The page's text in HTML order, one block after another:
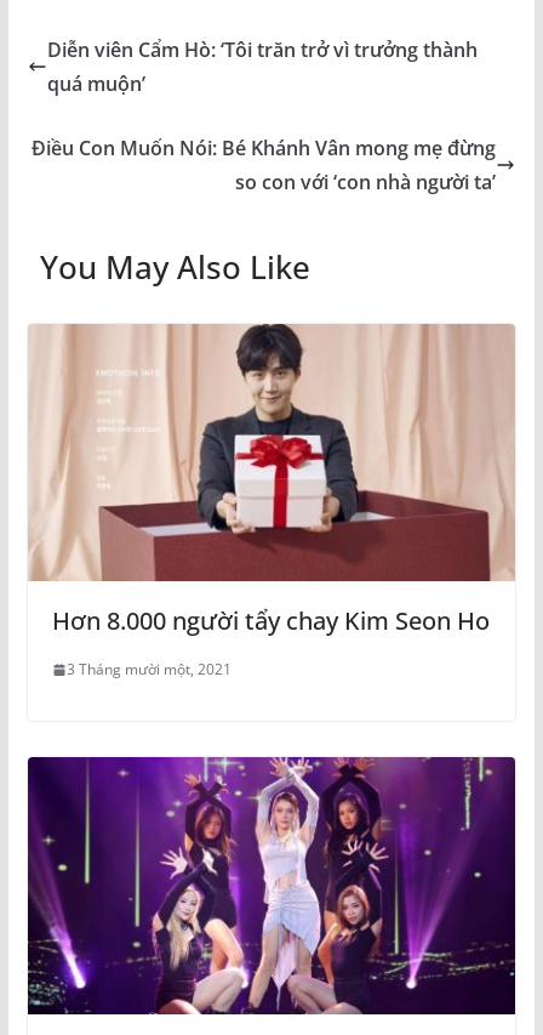
Diễn viên Cẩm Hò: ‘Tôi trăn trở vì trưởng thành
quá muộn’
Điều Con Muốn Nói: Bé Khánh Vân mong mẹ đừng
so con với ‘con nhà người ta’
You May Also Like
Hơn 8.000 người tẩy chay Kim Seon Ho
3 Tháng mười một, 2021